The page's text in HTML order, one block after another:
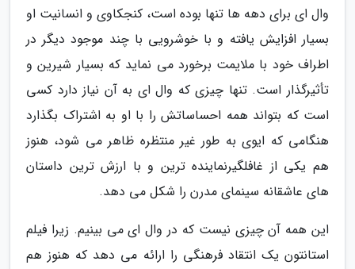
وال ای برای دهه ها تنها بوده است، کنجکاوی و انسانیت او
بسیار افزایش یافته و با خوشرویی با چند موجود دیگر در
اطراف خود با ملایمت برخورد می نماید که بسیار شیرین و
تأثیرگذار است. تنها چیزی که وال ای به آن نیاز دارد کسی
است که بتواند همه احساساتش را با او به اشتراک بگذارد
هنگامی که ایوی به طور غیر منتظره ظاهر می شود، هنوز
هم یکی از غافلگیرنماینده ترین و با ارزش ترین داستان
های عاشقانه سینمای مدرن را شکل می دهد.
این همه آن چیزی نیست که در وال ای می بینیم. زیرا فیلم
استانتون یک انتقاد فرهنگی را ارائه می دهد که هنوز هم